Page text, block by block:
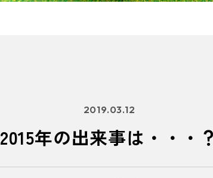
2019.03.12
2015年の出来事は・・・？